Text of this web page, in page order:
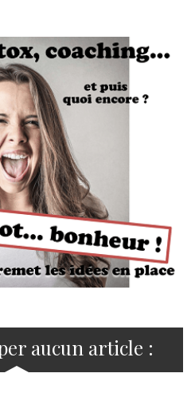
aucun article :